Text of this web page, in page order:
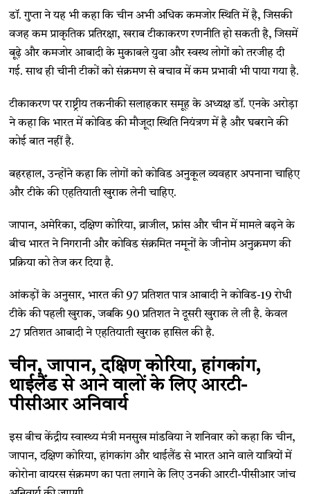
डॉ. गुप्ता ने यह भी कहा कि चीन अभी अधिक कमजोर स्थिति में है, जिसकी
वजह कम प्राकृतिक प्रतिरक्षा, खराब टीकाकरण रणनीति हो सकती है, जिसमें
बूढ़े और कमजोर आबादी के मुकाबले युवा और स्वस्थ लोगों को तरजीह दी
गई. साथ ही चीनी टीकों को संक्रमण से बचाव में कम प्रभावी भी पाया गया है.
टीकाकरण पर राष्ट्रीय तकनीकी सलाहकार समूह के अध्यक्ष डॉ. एनके अरोड़ा
ने कहा कि भारत में कोविड की मौजूदा स्थिति नियंत्रण में है और घबराने की
कोई बात नहीं है.
बहरहाल, उन्होंने कहा कि लोगों को कोविड अनुकूल व्यवहार अपनाना चाहिए
और टीके की एहतियाती खुराक लेनी चाहिए.
जापान, अमेरिका, दक्षिण कोरिया, ब्राजील, फ्रांस और चीन में मामले बढ़ने के
बीच भारत ने निगरानी और कोविड संक्रमित नमूनों के जीनोम अनुक्रमण की
प्रक्रिया को तेज कर दिया है.
आंकड़ों के अनुसार, भारत की 97 प्रतिशत पात्र आबादी ने कोविड-19 रोधी
टीके की पहली खुराक, जबकि 90 प्रतिशत ने दूसरी खुराक ले ली है. केवल
27 प्रतिशत आबादी ने एहतियाती खुराक हासिल की है.
चीन, जापान, दक्षिण कोरिया, हांगकांग,
थाईलैंड से आने वालों के लिए आरटी-
पीसीआर अनिवार्य
इस बीच केंद्रीय स्वास्थ्य मंत्री मनसुख मांडविया ने शनिवार को कहा कि चीन,
जापान, दक्षिण कोरिया, हांगकांग और थाईलैंड से भारत आने वाले यात्रियों में
कोरोना वायरस संक्रमण का पता लगाने के लिए उनकी आरटी-पीसीआर जांच